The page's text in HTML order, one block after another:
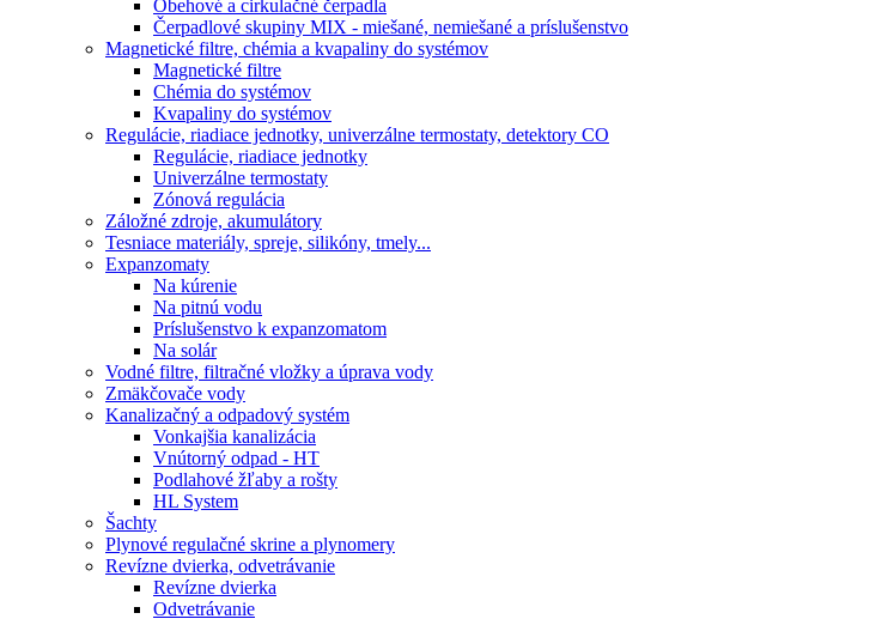
Obehové a cirkulačné čerpadla
Čerpadlové skupiny MIX - miešané, nemiešané a príslušenstvo
Magnetické filtre, chémia a kvapaliny do systémov
Magnetické filtre
Chémia do systémov
Kvapaliny do systémov
Regulácie, riadiace jednotky, univerzálne termostaty, detektory CO
Regulácie, riadiace jednotky
Univerzálne termostaty
Zónová regulácia
Záložné zdroje, akumulátory
Tesniace materiály, spreje, silikóny, tmely...
Expanzomaty
Na kúrenie
Na pitnú vodu
Príslušenstvo k expanzomatom
Na solár
Vodné filtre, filtračné vložky a úprava vody
Zmäkčovače vody
Kanalizačný a odpadový systém
Vonkajšia kanalizácia
Vnútorný odpad - HT
Podlahové žľaby a rošty
HL System
Šachty
Plynové regulačné skrine a plynomery
Revízne dvierka, odvetrávanie
Revízne dvierka
Odvetrávanie